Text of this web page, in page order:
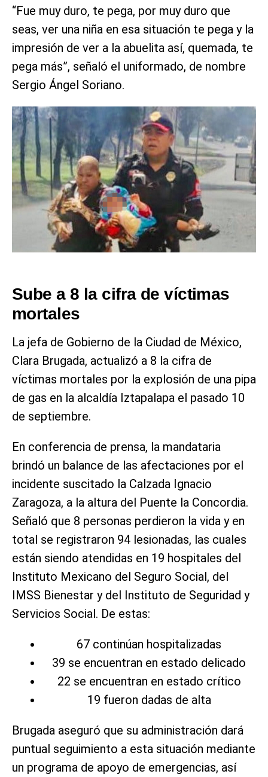
“Fue muy duro, te pega, por muy duro que
seas, ver una niña en esa situación te pega y la
impresión de ver a la abuelita así, quemada, te
pega más”, señaló el uniformado, de nombre
Sergio Ángel Soriano.
Sube a 8 la cifra de víctimas
mortales
La jefa de Gobierno de la Ciudad de México,
Clara Brugada, actualizó a 8 la cifra de
víctimas mortales por la explosión de una pipa
de gas en la alcaldía Iztapalapa el pasado 10
de septiembre.
En conferencia de prensa, la mandataria
brindó un balance de las afectaciones por el
incidente suscitado la Calzada Ignacio
Zaragoza, a la altura del Puente la Concordia.
Señaló que 8 personas perdieron la vida y en
total se registraron 94 lesionadas, las cuales
están siendo atendidas en 19 hospitales del
Instituto Mexicano del Seguro Social, del
IMSS Bienestar y del Instituto de Seguridad y
Servicios Social. De estas:
67 continúan hospitalizadas
39 se encuentran en estado delicado
22 se encuentran en estado crítico
19 fueron dadas de alta
Brugada aseguró que su administración dará
puntual seguimiento a esta situación mediante
un programa de apoyo de emergencias, así